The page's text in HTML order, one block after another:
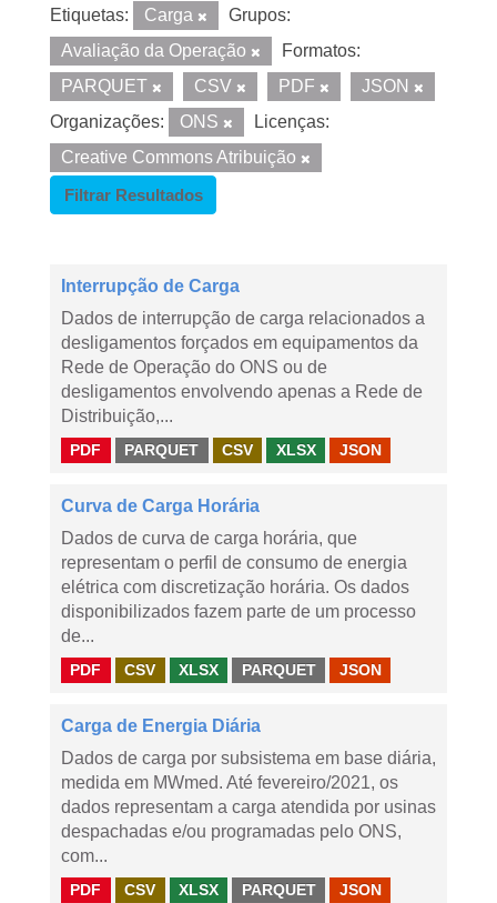
Etiquetas: Carga
Grupos:
Avaliação da Operação
Formatos:
PARQUET
CSV PDF
JSON
Organizações:
ONS
Licenças:
Creative Commons Atribuição
Filtrar Resultados
Interrupção de Carga
Dados de interrupção de carga relacionados a
desligamentos forçados em equipamentos da
Rede de Operação do ONS ou de
desligamentos envolvendo apenas a Rede de
Distribuição,...
PDF PARQUET CSV XLSX JSON
Curva de Carga Horária
Dados de curva de carga horária, que
representam o perfil de consumo de energia
elétrica com discretização horária. Os dados
disponibilizados fazem parte de um processo
de...
PDF CSV XLSX PARQUET JSON
Carga de Energia Diária
Dados de carga por subsistema em base diária,
medida em MWmed. Até fevereiro/2021, os
dados representam a carga atendida por usinas
despachadas e/ou programadas pelo ONS,
com...
PDF CSV XLSX PARQUET JSON